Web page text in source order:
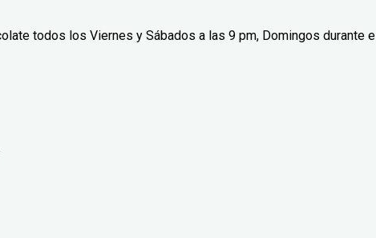
todos los Viernes y Sábados a las 9 pm, Domingos durante el